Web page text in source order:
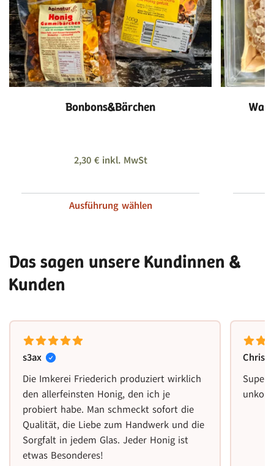
Bonbons&Bärchen
2,30 €inkl. MwSt
Ausführung wählen
Das sagen unsere Kundinnen &
Kunden
s3ax
Die Imkerei Friederich produziert wirklich
den allerfeinsten Honig, den ich je
probiert habe. Man schmeckt sofort die
Qualität, die Liebe zum Handwerk und die
Sorgfalt in jedem Glas. Jeder Honig ist
etwas Besonderes!
Super